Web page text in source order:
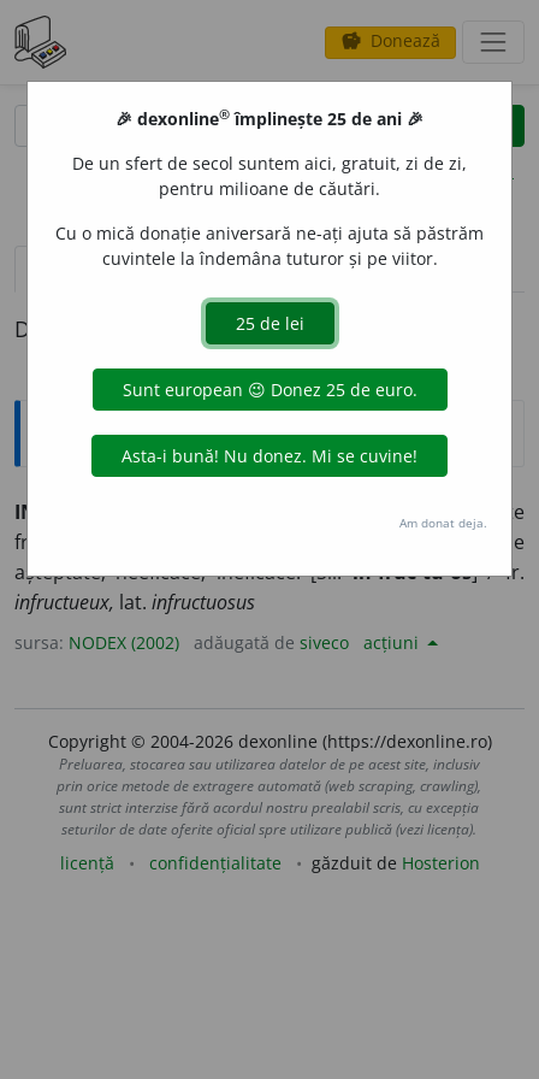
savings Donează
clear
opțiuni
definiții (1)
Definiția cu ID-ul 338722:
Explicative DEX
INFRUCTU
Care nu este
fructuos; care nu produce efectul dorit; fără rezultatele
așteptate; neeficace; ineficace. [Sil.in-fruc-tu-os] /<fr.
infructueux, lat. infructuosus
sursa: NODEX (2002) adăugată de siveco acțiuni
Copyright © 2004-2026 dexonline (https://dexonline.ro)
Preluarea, stocarea sau utilizarea datelor de pe acest site, inclusiv
prin orice metode de extragere automată (web scraping, crawling),
sunt strict interzise fără acordul nostru prealabil scris, cu excepția
seturilor de date oferite oficial spre utilizare publică (vezi licența).
licență confidențialitate găzduit de Hosterion
🎉 dexonline® împlinește 25 de ani 🎉
De un sfert de secol suntem aici, gratuit, zi de zi,
pentru milioane de căutări.
Cu o mică donație aniversară ne-ați ajuta să păstrăm
cuvintele la îndemâna tuturor și pe viitor.
Am donat deja.